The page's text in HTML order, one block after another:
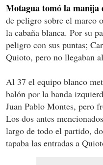
Motagua tomó la manija
de peligro sobre el marco
la cabaña blanca. Por su
peligro con sus puntas;
Quioto, pero no llegaban
Al 37 el equipo blanco
balón por la banda
Juan Pablo Montes, pero
Los dos antes
largo de todo el partido,
tapaba las entradas a